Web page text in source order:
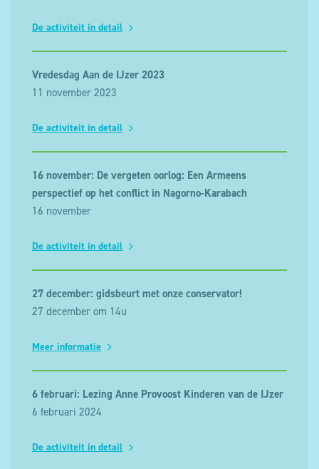
De activiteit in detail
Vredesdag Aan de IJzer 2023
11 november 2023
De activiteit in detail
16 november: De vergeten oorlog: Een Armeens
perspectief op het conflict in Nagorno-Karabach
16 november
De activiteit in detail
27 december: gidsbeurt met onze conservator!
27 december om 14u
Meer informatie
6 februari: Lezing Anne Provoost Kinderen van de IJzer
6 februari 2024
De activiteit in detail